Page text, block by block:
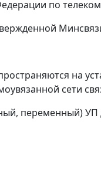
по
на
сети
переменный)